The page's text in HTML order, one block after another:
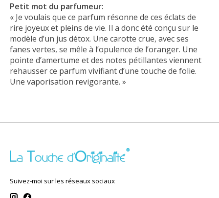
Petit mot du parfumeur:
« Je voulais que ce parfum résonne de ces éclats de
rire joyeux et pleins de vie. Il a donc été conçu sur le
modèle d’un jus détox. Une carotte crue, avec ses
fanes vertes, se mêle à l’opulence de l’oranger. Une
pointe d’amertume et des notes pétillantes viennent
rehausser ce parfum vivifiant d’une touche de folie.
Une vaporisation revigorante. »
Suivez-moi sur les réseaux sociaux